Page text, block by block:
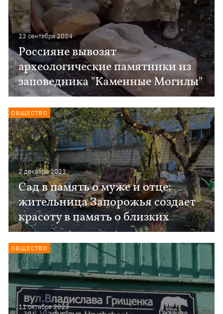
23 сентября 2024
Россияне вывозят
археологические памятники из
заповедника "Каменные Могилы"
2 декабря 2023
Сад в память о муже и отце:
жительница Запорожья создает
красоту в память о близких
ОБЩЕСТВО
11 октября 2023
ОБЩЕСТВО